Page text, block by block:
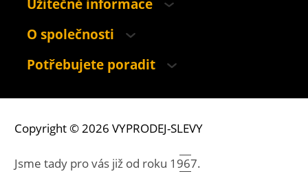
Užitečné informace
O společnosti
Potřebujete poradit
Copyright © 2026 VYPRODEJ-SLEVY
Jsme tady pro vás již od roku 1967.